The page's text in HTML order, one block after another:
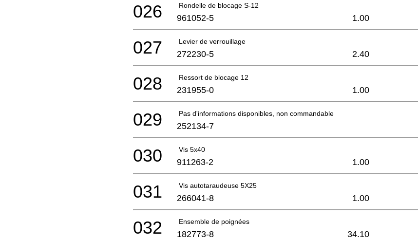
Rondelle de blocage S-12
026 961052-5 1.00
Levier de verrouillage
027 272230-5 2.40
Ressort de blocage 12
028 231955-0 1.00
Pas d'informations disponibles, non commandable
029 252134-7
Vis 5x40
030 911263-2 1.00
Vis autotaraudeuse 5X25
031 266041-8 1.00
Ensemble de poignées
032 182773-8 34.10